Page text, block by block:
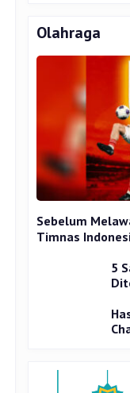
Olahraga
Sebelum
Timnas
5